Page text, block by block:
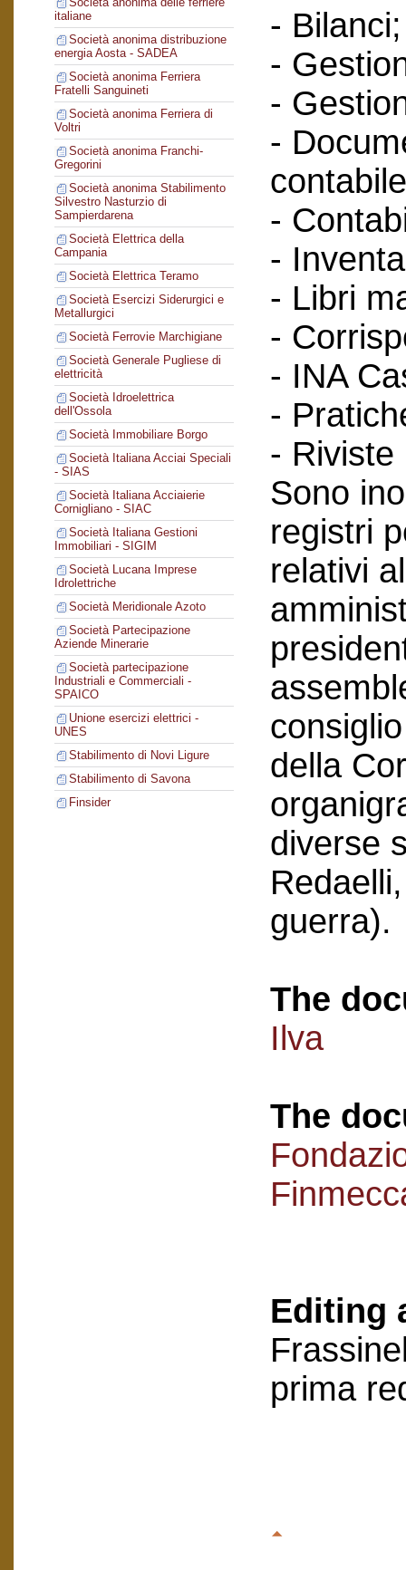
italiane
Società anonima distribuzione
energia Aosta - SADEA
Società anonima Ferriera
Fratelli Sanguineti
Società anonima Ferriera di
Voltri
Società anonima Franchi-
Gregorini
Società anonima Stabilimento
Silvestro Nasturzio di
Sampierdarena
Società Elettrica della
Campania
Società Elettrica Teramo
Società Esercizi Siderurgici e
Metallurgici
Società Ferrovie Marchigiane
Società Generale Pugliese di
elettricità
Società Idroelettrica
dell'Ossola
Società Immobiliare Borgo
Società Italiana Acciai Speciali
- SIAS
Società Italiana Acciaierie
Cornigliano - SIAC
Società Italiana Gestioni
Immobiliari - SIGIM
Società Lucana Imprese
Idrolettriche
Società Meridionale Azoto
Società Partecipazione
Aziende Minerarie
Società partecipazione
Industriali e Commerciali -
SPAICO
Unione esercizi elettrici -
UNES
Stabilimento di Novi Ligure
Stabilimento di Savona
Finsider
- Bilanci;
-
-
-
-
-
- Libri
-
- INA
-
- Riviste
Sono
registri
relativi
della
diverse
guerra).
The
Ilva
The
Editing
prima